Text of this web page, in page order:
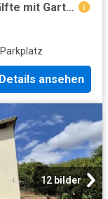
Wunderschöne gelbe Doppelhaushälfte mit Gartenidylle“
Parkplatz
Details ansehen
12 bilder